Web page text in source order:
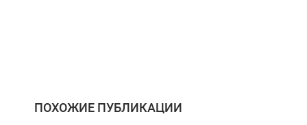
ПОХОЖИЕ ПУБЛИКАЦИИ